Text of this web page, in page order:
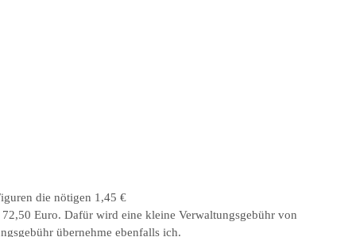
die nötigen 1,45 €
Euro. Dafür wird eine kleine Verwaltungsgebühr von
übernehme ebenfalls ich.